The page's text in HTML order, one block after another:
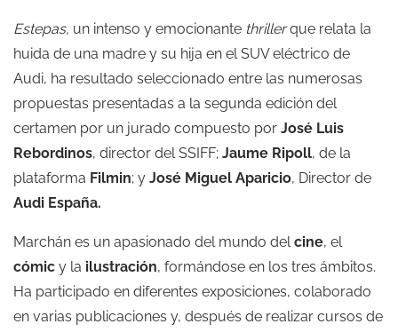
Estepas, un intenso y emocionante thrillerque relata la
huida de una madre y su hija en el SUV eléctrico de
Audi, ha resultado seleccionado entre las numerosas
propuestas presentadas a la segunda edición del
certamen por un jurado compuesto por José Luis
Rebordinos, director del SSIFF; Jaume Ripoll, de la
plataforma Filmin; y José Miguel Aparicio, Director de
Audi España.
Marchán es un apasionado del mundo delcine, el
cómic y la ilustración, formándose en los tres ámbitos.
Ha participado en diferentes exposiciones, colaborado
en varias publicaciones y, después de realizar cursos de